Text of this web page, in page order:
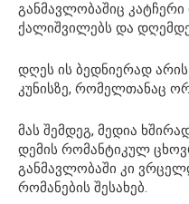
განმავლობაშიც
ქალიშვილებს და დღემდე
დღეს ის ბედნიერად
კუნისზე, რომელთანაც
მას შემდეგ, მედია
დემის რომანტიკულ
განმავლობაში კი
რომანების შესახებ.